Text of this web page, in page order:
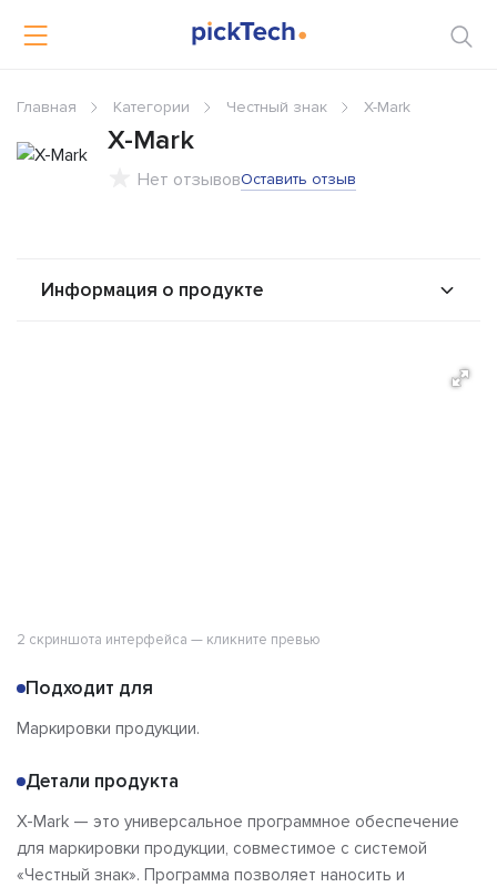
Главная Категории Честный знак X-Mark
X-Mark
Нет отзывовОставить отзыв
Информация о продукте
2 скриншота интерфейса — кликните превью
Подходит для
Маркировки продукции.
Детали продукта
X-Mark — это универсальное программное обеспечение
для маркировки продукции, совместимое с системой
«Честный знак». Программа позволяет наносить и